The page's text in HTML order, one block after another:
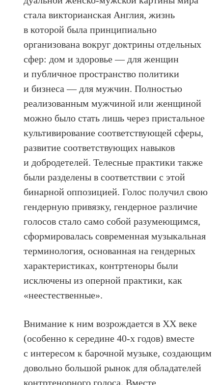
стала викторианская Англия, жизнь
в которой была принципиально
организована вокруг доктрины отдельных
сфер: дом и здоровье — для женщин
и публичное пространство политики
и бизнеса — для мужчин. Полностью
реализованным мужчиной или женщиной
можно было стать лишь через пристальное
культивирование соответствующей сферы,
развитие соответствующих навыков
и добродетелей. Телесные практики также
были разделены в соответствии с этой
бинарной оппозицией. Голос получил свою
гендерную привязку, гендерное различие
голосов стало само собой разумеющимся,
сформировалась современная музыкальная
терминология, основанная на гендерных
характеристиках, контртеноры были
исключены из оперной практики, как
«неестественные».
Внимание к ним возрождается в XX веке
(особенно к середине 40-х годов) вместе
с интересом к барочной музыке, создающим
довольно большой рынок для обладателей
контртенорного голоса. Вместе